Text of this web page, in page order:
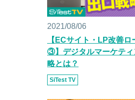
2021/08/06
【ECサイト・LP改善ロ
③】デジタルマーケティ
略とは？
SiTest TV